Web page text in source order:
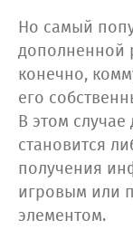
Но самый
дополненной
конечно,
его
В этом
становится
получения
игровым или
элементом.